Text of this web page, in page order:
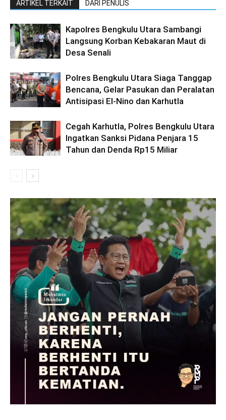
ARTIKEL TERKAIT DARI PENULIS
Kapolres Bengkulu Utara Sambangi
Langsung Korban Kebakaran Maut di
Desa Senali
Polres Bengkulu Utara Siaga Tanggap
Bencana, Gelar Pasukan dan Peralatan
Antisipasi El-Nino dan Karhutla
Cegah Karhutla, Polres Bengkulu Utara
Ingatkan Sanksi Pidana Penjara 15
Tahun dan Denda Rp15 Miliar